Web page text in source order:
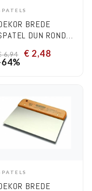
ADD TO CART
BREDE
DUN ROND
170 MM
6,94 € 2,48
ADD TO CART
BREDE